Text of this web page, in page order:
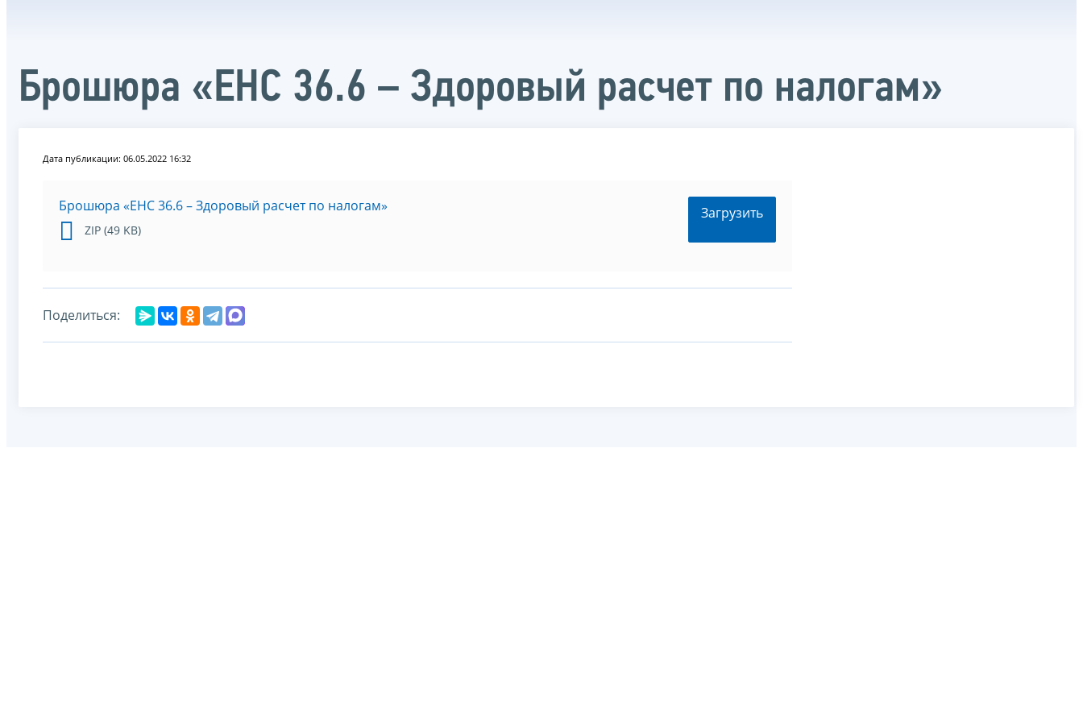
Брошюра «ЕНС 36.6 – Здоровый расчет по налогам»
Дата публикации: 06.05.2022 16:32
Брошюра «ЕНС 36.6 – Здоровый расчет по налогам»
ZIP (49 KB)
Загрузить
Поделиться: